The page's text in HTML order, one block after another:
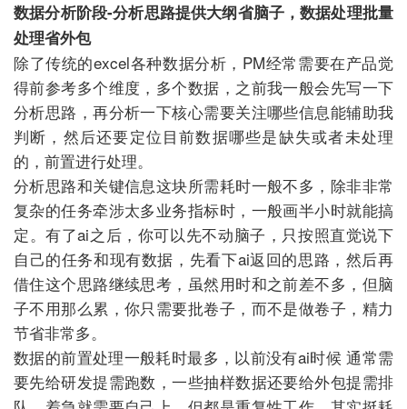
数据分析阶段-分析思路提供大纲省脑子，数据处理批量
处理省外包
除了传统的excel各种数据分析，PM经常需要在产品觉
得前参考多个维度，多个数据，之前我一般会先写一下
分析思路，再分析一下核心需要关注哪些信息能辅助我
判断，然后还要定位目前数据哪些是缺失或者未处理
的，前置进行处理。
分析思路和关键信息这块所需耗时一般不多，除非非常
复杂的任务牵涉太多业务指标时，一般画半小时就能搞
定。有了ai之后，你可以先不动脑子，只按照直觉说下
自己的任务和现有数据，先看下ai返回的思路，然后再
借住这个思路继续思考，虽然用时和之前差不多，但脑
子不用那么累，你只需要批卷子，而不是做卷子，精力
节省非常多。
数据的前置处理一般耗时最多，以前没有ai时候 通常需
要先给研发提需跑数，一些抽样数据还要给外包提需排